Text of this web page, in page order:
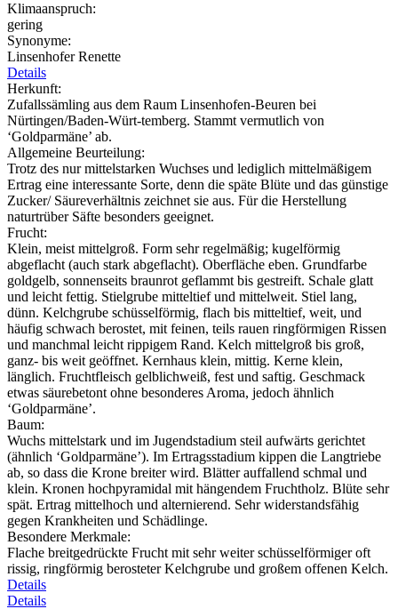
Klimaanspruch:
gering
Synonyme:
Linsenhofer Renette
Details
Herkunft:
Zufallssämling aus dem Raum Linsenhofen-Beuren bei
Nürtingen/Baden-Würt-temberg. Stammt vermutlich von
‘Goldparmäne’ ab.
Allgemeine Beurteilung:
Trotz des nur mittelstarken Wuchses und lediglich mittelmäßigem
Ertrag eine interessante Sorte, denn die späte Blüte und das günstige
Zucker/ Säureverhältnis zeichnet sie aus. Für die Herstellung
naturtrüber Säfte besonders geeignet.
Frucht:
Klein, meist mittelgroß. Form sehr regelmäßig; kugelförmig
abgeflacht (auch stark abgeflacht). Oberfläche eben. Grundfarbe
goldgelb, sonnenseits braunrot geflammt bis gestreift. Schale glatt
und leicht fettig. Stielgrube mitteltief und mittelweit. Stiel lang,
dünn. Kelchgrube schüsselförmig, flach bis mitteltief, weit, und
häufig schwach berostet, mit feinen, teils rauen ringförmigen Rissen
und manchmal leicht rippigem Rand. Kelch mittelgroß bis groß,
ganz- bis weit geöffnet. Kernhaus klein, mittig. Kerne klein,
länglich. Fruchtfleisch gelblichweiß, fest und saftig. Geschmack
etwas säurebetont ohne besonderes Aroma, jedoch ähnlich
‘Goldparmäne’.
Baum:
Wuchs mittelstark und im Jugendstadium steil aufwärts gerichtet
(ähnlich ‘Goldparmäne’). Im Ertragsstadium kippen die Langtriebe
ab, so dass die Krone breiter wird. Blätter auffallend schmal und
klein. Kronen hochpyramidal mit hängendem Fruchtholz. Blüte sehr
spät. Ertrag mittelhoch und alternierend. Sehr widerstandsfähig
gegen Krankheiten und Schädlinge.
Besondere Merkmale:
Flache breitgedrückte Frucht mit sehr weiter schüsselförmiger oft
rissig, ringförmig berosteter Kelchgrube und großem offenen Kelch.
Details
Details